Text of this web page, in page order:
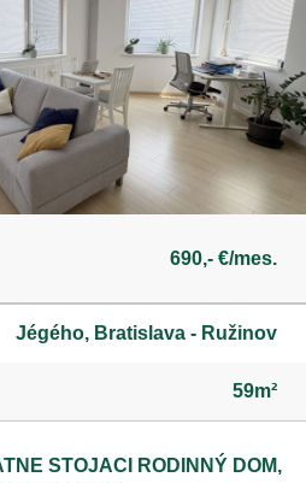
690,- €/mes.
Jégého, Bratislava - Ružinov
59m²
STOJACI RODINNÝ DOM,